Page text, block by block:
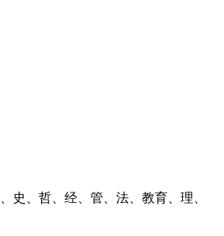
史、哲、经、管、法、教育、理、